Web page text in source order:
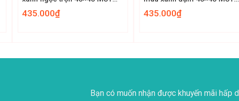
48083
435.000₫
48001
435.000₫
Bạn có muốn nhận được khuyến mãi hấp